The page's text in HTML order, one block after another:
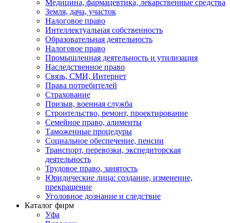
Медицина, фармацевтика, лекарственные средства
Земля, дача, участок
Налоговое право
Интеллектуальная собственность
Образовательная деятельность
Налоговое право
Промышленная деятельность и утилизация
Наследственное право
Связь, СМИ, Интернет
Права потребителей
Страхование
Призыв, военная служба
Строительство, ремонт, проектирование
Семейное право, алименты
Таможенные процедуры
Социальное обеспечение, пенсии
Транспорт, перевозки, экспедиторская
деятельность
Трудовое право, занятость
Юридические лица: создание, изменение,
прекращение
Уголовное дознание и следствие
Каталог фирм
Уфа